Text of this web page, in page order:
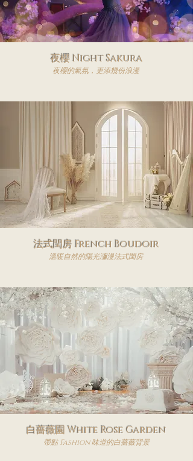
​夜櫻 Night Sakura
​夜櫻的氣氛，更添幾份浪漫
法式閏房 French Boudoir
溫暖自然的陽光瀰漫法式閏房
白薔薇園 White Rose Garden
​帶點 Fashion 味道的白薔薇背景